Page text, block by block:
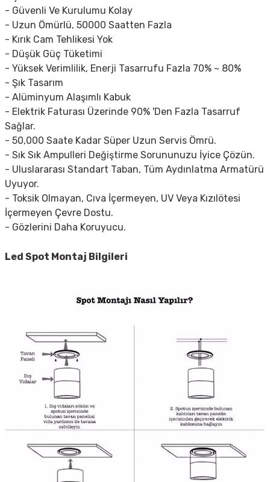
- Güvenli Ve Kurulumu Kolay
- Uzun Ömürlü, 50000 Saatten Fazla
- Kırık Cam Tehlikesi Yok
- Düşük Güç Tüketimi
- Yüksek Verimlilik, Enerji Tasarrufu Fazla 70% ~ 80%
- Şık Tasarım
- Alüminyum Alaşımlı Kabuk
- Elektrik Faturası Üzerinde 90% 'Den Fazla Tasarruf
Sağlar.
- 50,000 Saate Kadar Süper Uzun Servis Ömrü.
- Sık Sık Ampulleri Değiştirme Sorununuzu İyice Çözün.
- Uluslararası Standart Taban, Tüm Aydınlatma Armatürü
Uyuyor.
- Toksik Olmayan, Cıva İçermeyen, UV Veya Kızılötesi
İçermeyen Çevre Dostu.
- Gözlerini Daha Koruyucu.
Led Spot Montaj Bilgileri